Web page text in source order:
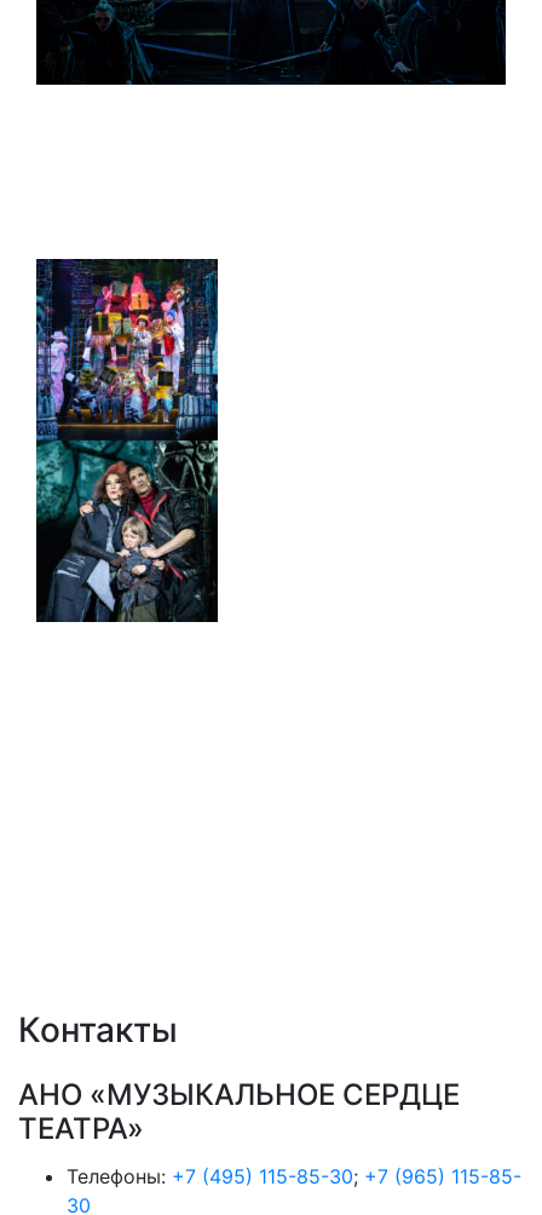
Контакты
АНО «МУЗЫКАЛЬНОЕ СЕРДЦЕ
ТЕАТРА»
Телефоны: +7 (495) 115-85-30; +7 (965) 115-85-
30